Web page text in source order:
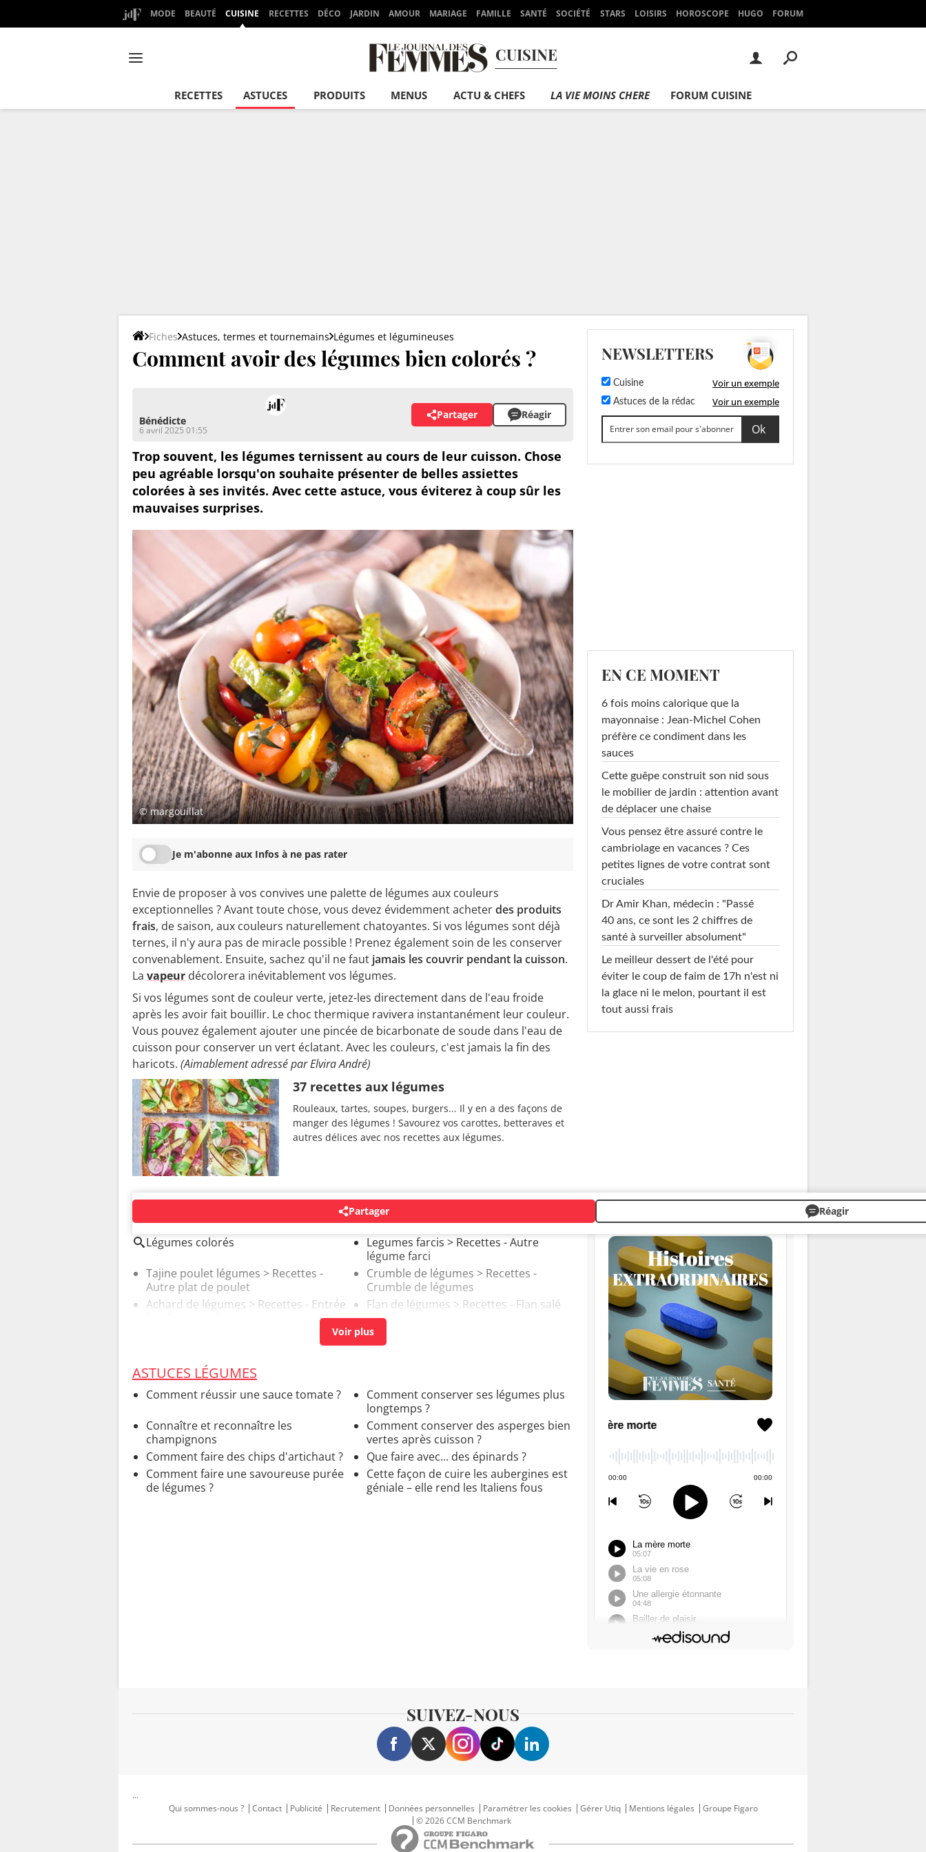
MODE BEAUTÉ CUISINE RECETTES DÉCO JARDIN AMOUR MARIAGE FAMILLE SANTÉ SOCIÉTÉ STARS LOISIRS HOROSCOPE HUGO FORUM
CUISINE
RECETTES ASTUCES PRODUITS MENUS ACTU & CHEFS LA VIE MOINS CHERE FORUM CUISINE
Fiches Astuces, termes et tournemains Légumes et légumineuses
Comment avoir des légumes bien colorés ?
Bénédicte
6 avril 2025 01:55
Partager Réagir
Trop souvent, les légumes ternissent au cours de leur cuisson. Chose
peu agréable lorsqu'on souhaite présenter de belles assiettes
colorées à ses invités. Avec cette astuce, vous éviterez à coup sûr les
mauvaises surprises.
© margouillat
Je m'abonne aux Infos à ne pas rater
Envie de proposer à vos convives une palette de légumes aux couleurs
exceptionnelles ? Avant toute chose, vous devez évidemment acheterdes produits
frais, de saison, aux couleurs naturellement chatoyantes. Si vos légumes sont déjà
ternes, il n'y aura pas de miracle possible ! Prenez également soin de les conserver
convenablement. Ensuite, sachez qu'il ne faut jamais les couvrir pendant la cuisson.
La vapeur décolorera inévitablement vos légumes.
Si vos légumes sont de couleur verte, jetez-les directement dans de l'eau froide
après les avoir fait bouillir. Le choc thermique ravivera instantanément leur couleur.
Vous pouvez également ajouter une pincée de bicarbonate de soude dans l'eau de
cuisson pour conserver un vert éclatant. Avec les couleurs, c'est jamais la fin des
haricots. (Aimablement adressé par Elvira André)
37 recettes aux légumes
Rouleaux, tartes, soupes, burgers... Il y en a des façons de
manger des légumes ! Savourez vos carottes, betteraves et
autres délices avec nos recettes aux légumes.
Partager Réagir
AUTOUR DU MÊME SUJET
Légumes colorés Legumes farcis > Recettes - Autre
légume farci
Tajine poulet légumes > Recettes -
Autre plat de poulet
Crumble de légumes > Recettes -
Crumble de légumes
Achard de légumes > Recettes - Entrée
Flan de légumes > Recettes - Flan salé
végétarien
ASTUCES LÉGUMES
Comment réussir une sauce tomate ?
Comment conserver ses légumes plus
longtemps ?
Connaître et reconnaître les
champignons
Comment conserver des asperges bien
vertes après cuisson ?
Comment faire des chips d'artichaut ?
Que faire avec... des épinards ?
Comment faire une savoureuse purée
de légumes ?
Cette façon de cuire les aubergines est
géniale – elle rend les Italiens fous
NEWSLETTERS
Cuisine Voir un exemple
Astuces de la rédac Voir un exemple
EN CE MOMENT
6 fois moins calorique que la
mayonnaise : Jean-Michel Cohen
préfère ce condiment dans les
sauces
Cette guêpe construit son nid sous
le mobilier de jardin : attention avant
de déplacer une chaise
Vous pensez être assuré contre le
cambriolage en vacances ? Ces
petites lignes de votre contrat sont
cruciales
Dr Amir Khan, médecin : "Passé
40 ans, ce sont les 2 chiffres de
santé à surveiller absolument"
Le meilleur dessert de l'été pour
éviter le coup de faim de 17h n'est ni
la glace ni le melon, pourtant il est
tout aussi frais
SUIVEZ-NOUS
...
Qui sommes-nous ?
Contact Publicité Recrutement Données personnelles Paramétrer les cookies Gérer Utiq Mentions légales
Groupe Figaro
© 2026 CCM Benchmark